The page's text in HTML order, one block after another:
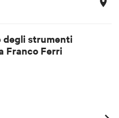
degli strumenti
Franco Ferri